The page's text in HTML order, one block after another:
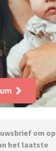
om op
het laatste